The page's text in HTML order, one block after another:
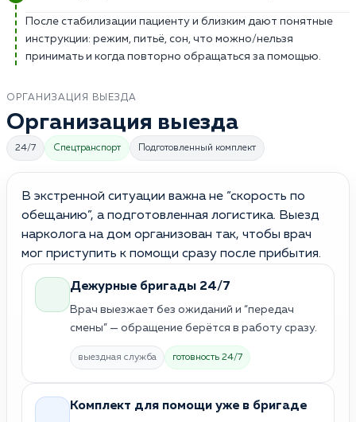
После стабилизации пациенту и близким дают понятные
инструкции: режим, питьё, сон, что можно/нельзя
принимать и когда повторно обращаться за помощью.
ОРГАНИЗАЦИЯ ВЫЕЗДА
Организация выезда
24/7 Спецтранспорт Подготовленный комплект
В экстренной ситуации важна не “скорость по
обещанию”, а подготовленная логистика. Выезд
нарколога на дом организован так, чтобы врач
мог приступить к помощи сразу после прибытия.
Дежурные бригады 24/7
Врач выезжает без ожиданий и “передач
смены” — обращение берётся в работу сразу.
выездная служба готовность 24/7
Комплект для помощи уже в бригаде